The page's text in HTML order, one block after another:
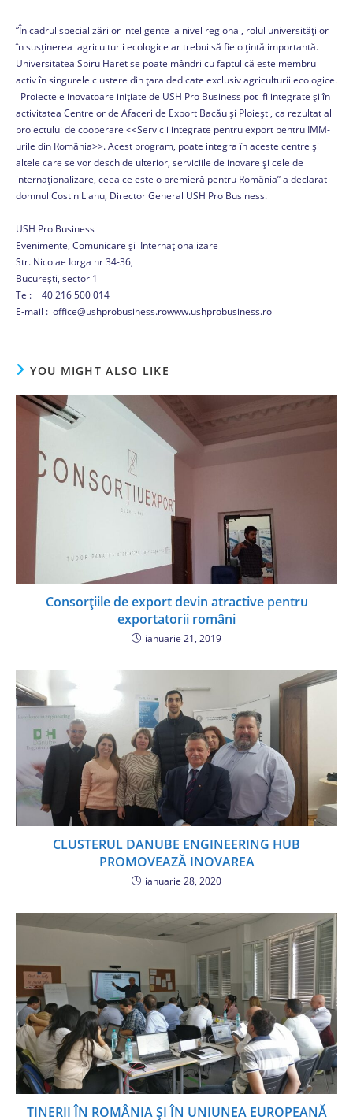
”În cadrul specializărilor inteligente la nivel regional, rolul universităților
în susținerea agriculturii ecologice ar trebui să fie o țintă importantă.
Universitatea Spiru Haret se poate mândri cu faptul că este membru
activ în singurele clustere din țara dedicate exclusiv agriculturii ecologice.
Proiectele inovatoare inițiate de USH Pro Business pot fi integrate și în
activitatea Centrelor de Afaceri de Export Bacău și Ploiești, ca rezultat al
proiectului de cooperare <<Servicii integrate pentru export pentru IMM-
urile din România>>. Acest program, poate integra în aceste centre și
altele care se vor deschide ulterior, serviciile de inovare și cele de
internaționalizare, ceea ce este o premieră pentru România” a declarat
domnul Costin Lianu, Director General USH Pro Business.
USH Pro Business
Evenimente, Comunicare și Internaționalizare
Str. Nicolae Iorga nr 34-36,
București, sector 1
Tel: +40 216 500 014
E-mail : office@ushprobusiness.rowww.ushprobusiness.ro
YOU MIGHT ALSO LIKE
Consorțiile de export devin atractive pentru
exportatorii români
ianuarie 21, 2019
CLUSTERUL DANUBE ENGINEERING HUB
PROMOVEAZĂ INOVAREA
ianuarie 28, 2020
TINERII ÎN ROMÂNIA ȘI ÎN UNIUNEA EUROPEANĂ